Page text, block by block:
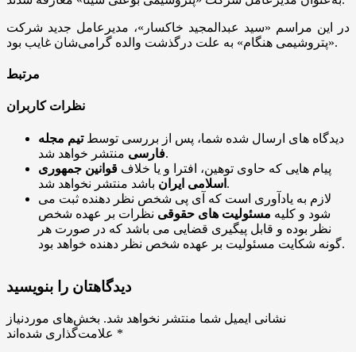
در این مراسم «سید عبدالمجید خاکسار»، مدیرعامل جدید شرکت
«پتروشیمی هنگام» به علت درگذشت والده گرامی‌شان غایب بود.
مرتبط
نظرات کاربران
دیدگاه های ارسال شده شما، پس از بررسی توسطتیم مجله
فارسیمنتشر خواهد شد.
پیام هایی که حاوی توهین، افترا و یا خلاف قوانین جمهوری
اسلامی ایران باشد منتشر نخواهد شد.
لازم به یادآوری است که آی پی شخص نظر دهنده ثبت می
شود و کلیه مسئولیت های حقوقی نظرات بر عهده شخص
نظر بوده و قابل پیگیری قضایی می باشد که در صورت هر
گونه شکایت مسئولیت بر عهده شخص نظر دهنده خواهد بود.
دیدگاهتان را بنویسید
نشانی ایمیل شما منتشر نخواهد شد. بخش‌های موردنیاز
*